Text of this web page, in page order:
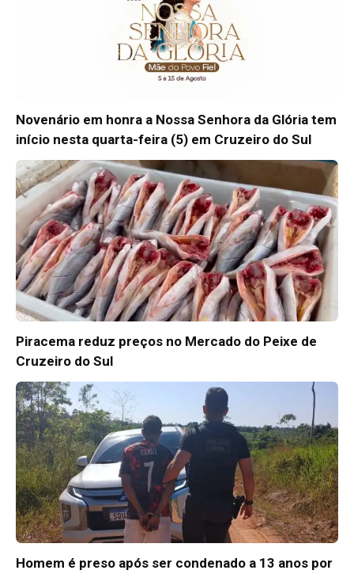
Novenário em honra a Nossa Senhora da Glória tem
início nesta quarta-feira (5) em Cruzeiro do Sul
Piracema reduz preços no Mercado do Peixe de
Cruzeiro do Sul
Homem é preso após ser condenado a 13 anos por